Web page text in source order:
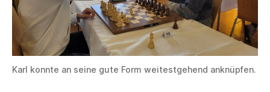
Karl konnte an seine gute Form weitestgehend anknüpfen.